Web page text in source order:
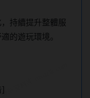
持續提升整體服
的遊玩環境。
]